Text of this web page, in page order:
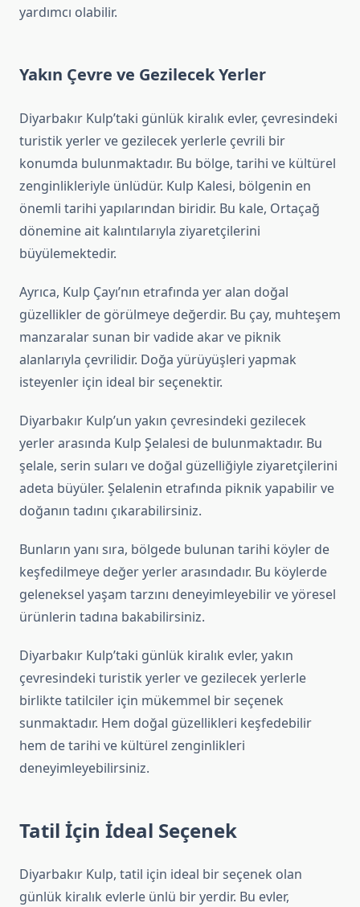
yardımcı olabilir.
Yakın Çevre ve Gezilecek Yerler
Diyarbakır Kulp’taki günlük kiralık evler, çevresindeki
turistik yerler ve gezilecek yerlerle çevrili bir
konumda bulunmaktadır. Bu bölge, tarihi ve kültürel
zenginlikleriyle ünlüdür. Kulp Kalesi, bölgenin en
önemli tarihi yapılarından biridir. Bu kale, Ortaçağ
dönemine ait kalıntılarıyla ziyaretçilerini
büyülemektedir.
Ayrıca, Kulp Çayı’nın etrafında yer alan doğal
güzellikler de görülmeye değerdir. Bu çay, muhteşem
manzaralar sunan bir vadide akar ve piknik
alanlarıyla çevrilidir. Doğa yürüyüşleri yapmak
isteyenler için ideal bir seçenektir.
Diyarbakır Kulp’un yakın çevresindeki gezilecek
yerler arasında Kulp Şelalesi de bulunmaktadır. Bu
şelale, serin suları ve doğal güzelliğiyle ziyaretçilerini
adeta büyüler. Şelalenin etrafında piknik yapabilir ve
doğanın tadını çıkarabilirsiniz.
Bunların yanı sıra, bölgede bulunan tarihi köyler de
keşfedilmeye değer yerler arasındadır. Bu köylerde
geleneksel yaşam tarzını deneyimleyebilir ve yöresel
ürünlerin tadına bakabilirsiniz.
Diyarbakır Kulp’taki günlük kiralık evler, yakın
çevresindeki turistik yerler ve gezilecek yerlerle
birlikte tatilciler için mükemmel bir seçenek
sunmaktadır. Hem doğal güzellikleri keşfedebilir
hem de tarihi ve kültürel zenginlikleri
deneyimleyebilirsiniz.
Tatil İçin İdeal Seçenek
Diyarbakır Kulp, tatil için ideal bir seçenek olan
günlük kiralık evlerle ünlü bir yerdir. Bu evler,